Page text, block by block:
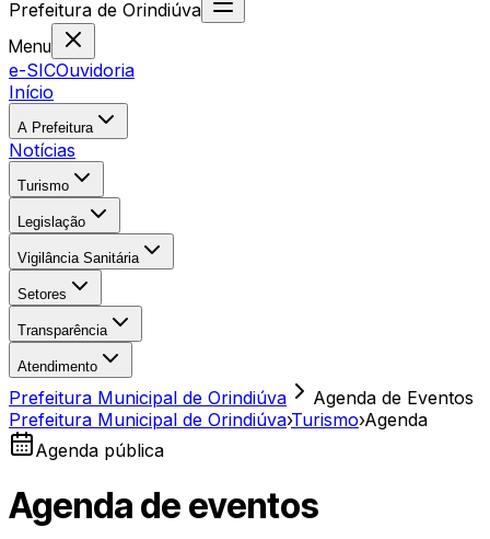
Prefeitura de Orindiúva
Menu
e-SICOuvidoria
Início
A Prefeitura
Notícias
Turismo
Legislação
Vigilância Sanitária
Setores
Transparência
Atendimento
Prefeitura Municipal de Orindiúva
Agenda de Eventos
Prefeitura Municipal de Orindiúva›Turismo›Agenda
Agenda pública
Agenda de eventos